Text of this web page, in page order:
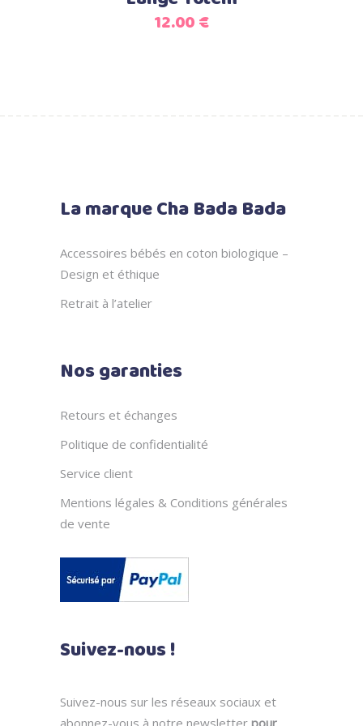
12.00€
La marque Cha Bada Bada
Accessoires bébés en coton biologique –
Design et éthique
Retrait à l’atelier
Nos garanties
Retours et échanges
Politique de confidentialité
Service client
Mentions légales & Conditions générales
de vente
Suivez-nous !
Suivez-nous sur les réseaux sociaux et
abonnez-vous à notre newsletter pour